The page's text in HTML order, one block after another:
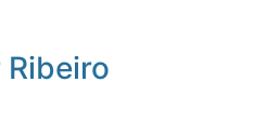
Ribeiro